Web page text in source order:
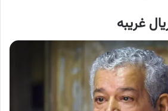
غریبه